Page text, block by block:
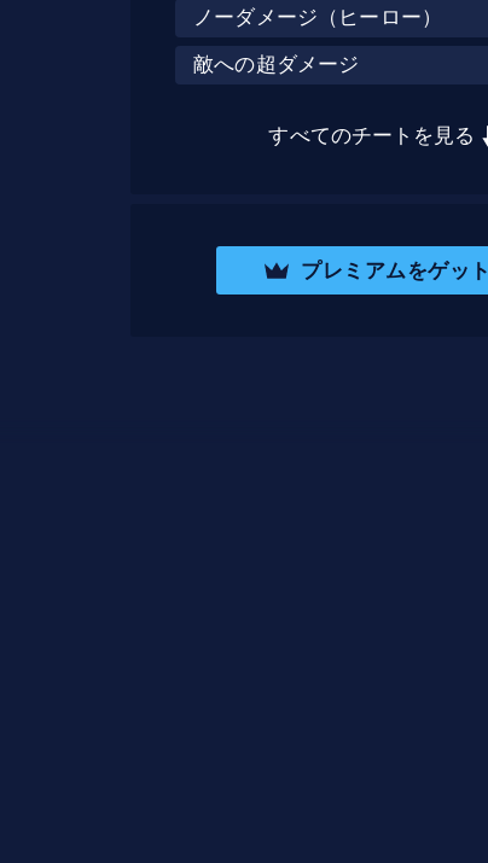
ノーダメージ（ヒーロー）
敵への超ダメージ
すべてのチートを見る
プレミアムをゲット